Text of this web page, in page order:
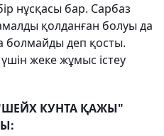
нұсқасы бар. Сарбаз
қолданған болуы да
болмайды деп қосты.
жеке жұмыс істеу
КУНТА ҚАЖЫ"